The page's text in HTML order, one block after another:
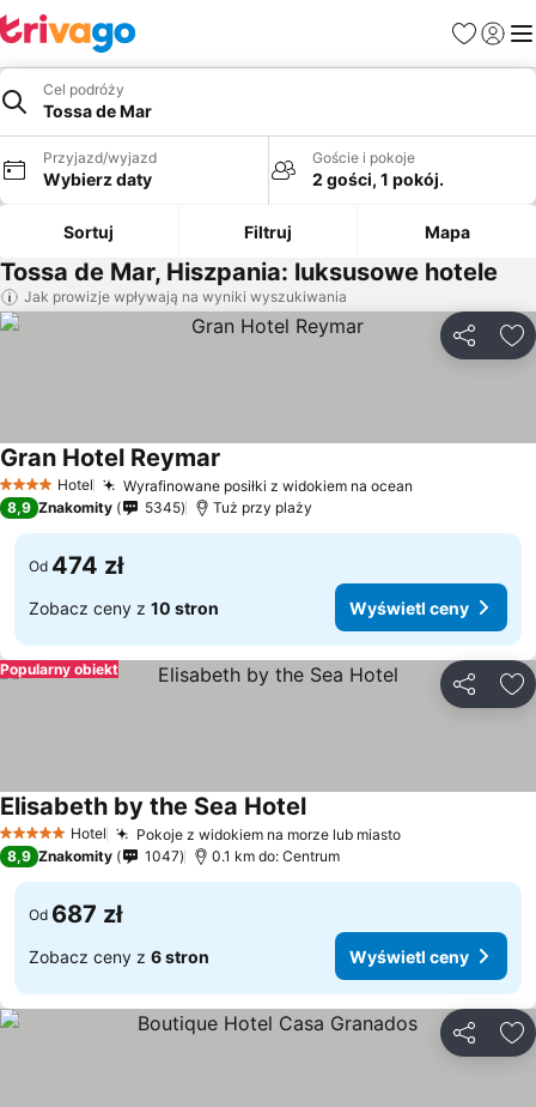
Ulubione
Cel podróży
Tossa de Mar
Przyjazd/wyjazd
Wybierz daty
Goście i pokoje
2 gości, 1 pokój.
Sortuj Filtruj Mapa
Tossa de Mar, Hiszpania: luksusowe hotele
Jak prowizje wpływają na wyniki wyszukiwania
4 KategoriaHotel Wyrafinowane posiłki z widokiem na ocean
Gran Hotel Reymar
8,9 Znakomity 5345 Tuż przy plaży
Od 474 zł
Zobacz ceny z 10 stron Wyświetl ceny
Popularny obiekt
5 KategoriaHotel Pokoje z widokiem na morze lub miasto
Elisabeth by the Sea Hotel
8,9 Znakomity 1047 0.1 km do: Centrum
Od 687 zł
Zobacz ceny z 6 stron Wyświetl ceny